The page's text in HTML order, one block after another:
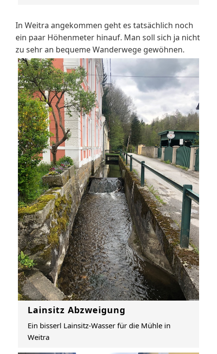
In Weitra angekommen geht es tatsächlich noch
ein paar Höhenmeter hinauf. Man soll sich ja nicht
zu sehr an bequeme Wanderwege gewöhnen.
Lainsitz Abzweigung
Ein bisserl Lainsitz-Wasser für die Mühle in
Weitra